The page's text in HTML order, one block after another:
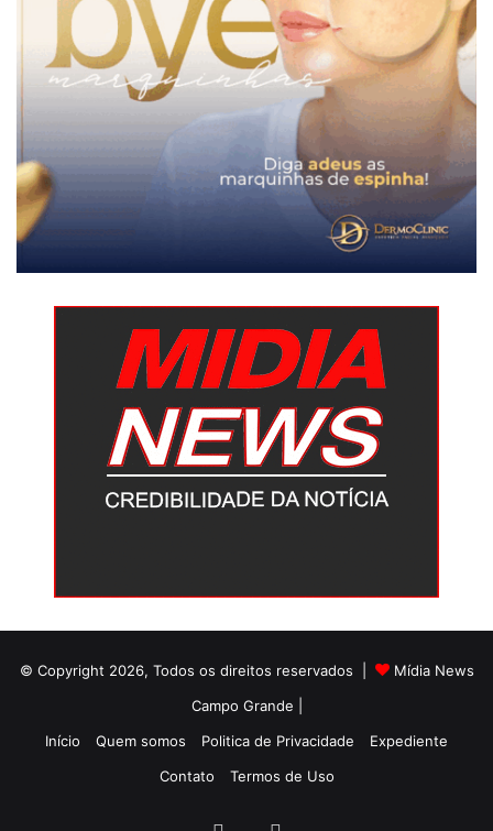
© Copyright 2026, Todos os direitos reservados |
Mídia News
Campo Grande |
Início
Quem somos Politica de Privacidade
Expediente
Contato
Termos de Uso